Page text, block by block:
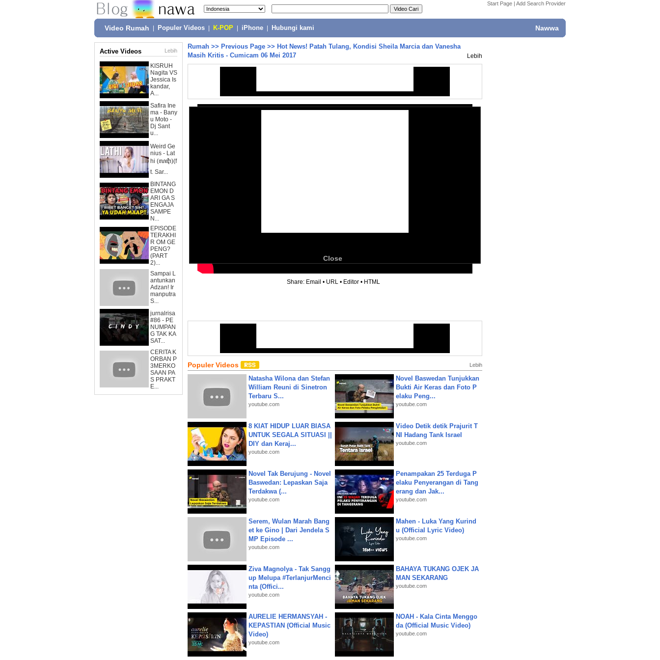
Start Page | Add Search Provider
Video Rumah Populer Videos K-POP iPhone Hubungi kami Nawwa
Active Videos Lebih
KISRUH
Nagita VS
Jessica Is
kandar,
A...
Safira Ine
ma - Bany
u Moto -
Dj Sant
u...
Weird Ge
nius - Lat
hi (ꦭꦛꦶ)(f
t. Sar...
BINTANG
EMON D
ARI GA S
ENGAJA
SAMPE
N...
EPISODE
TERAKHI
R OM GE
PENG?
(PART
2)...
Sampai L
antunkan
Adzan! Ir
manputra
S...
jurnalrisa
#86 - PE
NUMPAN
G TAK KA
SAT...
CERITA K
ORBAN P
3MERKO
SAAN PA
S PRAKT
E...
Rumah >> Previous Page >> Hot News! Patah Tulang, Kondisi Sheila Marcia dan Vanesha
Masih Kritis - Cumicam 06 Mei 2017
Lebih
Close
Share: Email • URL • Editor • HTML
Populer Videos Lebih
Natasha Wilona dan Stefan
William Reuni di Sinetron
Terbaru S...
youtube.com
Novel Baswedan Tunjukkan
Bukti Air Keras dan Foto P
elaku Peng...
youtube.com
8 KIAT HIDUP LUAR BIASA
UNTUK SEGALA SITUASI ||
DIY dan Keraj...
youtube.com
Video Detik detik Prajurit T
NI Hadang Tank Israel
youtube.com
Novel Tak Berujung - Novel
Baswedan: Lepaskan Saja
Terdakwa (...
youtube.com
Penampakan 25 Terduga P
elaku Penyerangan di Tang
erang dan Jak...
youtube.com
Serem, Wulan Marah Bang
et ke Gino | Dari Jendela S
MP Episode ...
youtube.com
Mahen - Luka Yang Kurind
u (Official Lyric Video)
youtube.com
Ziva Magnolya - Tak Sangg
up Melupa #TerlanjurMenci
nta (Offici...
youtube.com
BAHAYA TUKANG OJEK JA
MAN SEKARANG
youtube.com
AURELIE HERMANSYAH -
KEPASTIAN (Official Music
Video)
youtube.com
NOAH - Kala Cinta Menggo
da (Official Music Video)
youtube.com